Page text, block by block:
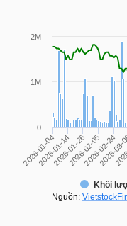
VIETSTOCKFINANCE